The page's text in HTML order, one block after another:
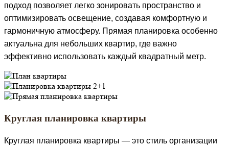
подход позволяет легко зонировать пространство и
оптимизировать освещение, создавая комфортную и
гармоничную атмосферу. Прямая планировка особенно
актуальна для небольших квартир, где важно
эффективно использовать каждый квадратный метр.
Круглая планировка квартиры
Круглая планировка квартиры — это стиль организации